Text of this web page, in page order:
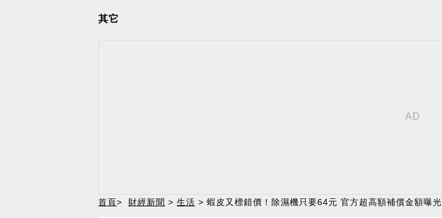
其它
首頁> 財經新聞 > 生活 > 蝦皮又標錯價！除濕機只要64元 官方超高額補償金額曝光